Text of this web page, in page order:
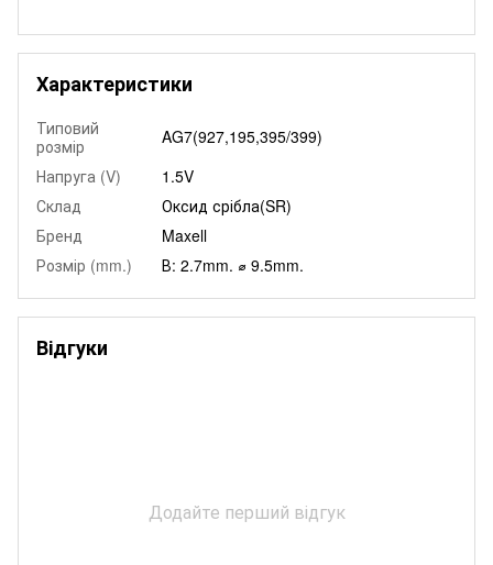
Характеристики
Типовий
розмір
AG7(927,195,395/399)
Напруга (V)
1.5V
Склад
Оксид срібла(SR)
Бренд
Maxell
Розмір (mm.)
В: 2.7mm. ⌀ 9.5mm.
Відгуки
Додайте перший відгук